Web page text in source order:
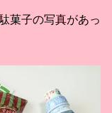
菓子の写真があっ